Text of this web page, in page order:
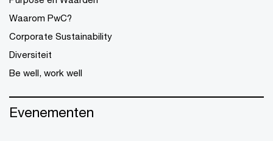
Waarom PwC?
Corporate Sustainability
Diversiteit
Be well, work well
Evenementen